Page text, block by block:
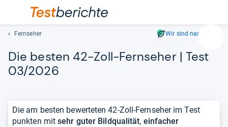
Geben
ein.
Fernseher Wir sind nachhaltig
Die bes­ten 42-​Zoll-​Fern­se­her | Test
03/2026
Die am besten bewerteten 42-Zoll-Fernseher im Test
punkten mitsehr guter Bildqualität, einfacher